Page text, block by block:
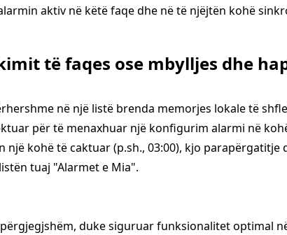
aktiv në këtë faqe dhe në të njëjtën kohë
të faqes ose mbylljes dhe
në një listë brenda memorjes lokale të
për të menaxhuar një konfigurim alarmi në
një kohë të caktuar (p.sh., 03:00), kjo
tuaj "Alarmet e Mia".
duke siguruar funksionalitet optimal